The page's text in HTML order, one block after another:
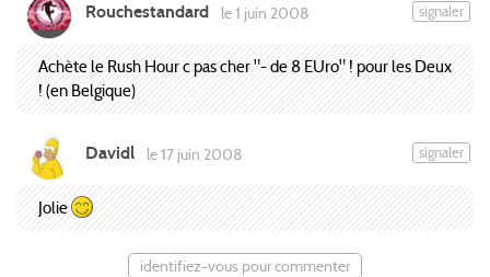
Rouchestandard le 1 juin 2008 signaler
Achète le Rush Hour c pas cher "- de 8 EUro" ! pour les Deux
! (en Belgique)
Davidl le 17 juin 2008 signaler
Jolie
identifiez-vous pour commenter